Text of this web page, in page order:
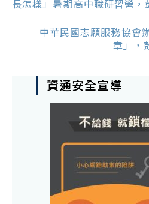
長怎樣」暑期高中職研習營，
中華民國志願服務協會
章」，
資通安全宣導